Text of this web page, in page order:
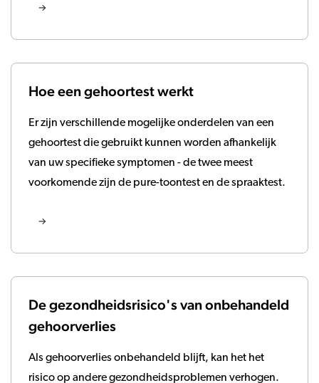
Hoe een gehoortest werkt
Er zijn verschillende mogelijke onderdelen van een
gehoortest die gebruikt kunnen worden afhankelijk
van uw specifieke symptomen - de twee meest
voorkomende zijn de pure-toontest en de spraaktest.
De gezondheidsrisico's van onbehandeld
gehoorverlies
Als gehoorverlies onbehandeld blijft, kan het het
risico op andere gezondheidsproblemen verhogen.